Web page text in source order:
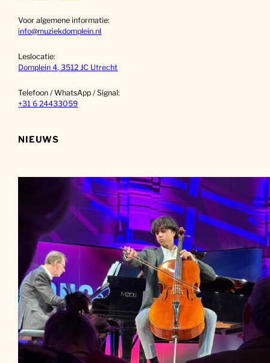
Voor algemene informatie:
info@muziekdomplein.nl
Leslocatie:
Domplein 4, 3512 JC Utrecht
Telefoon / WhatsApp / Signal:
+31 6 24433059
NIEUWS